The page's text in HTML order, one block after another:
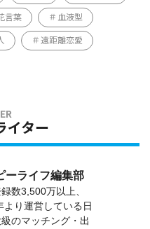
言葉 血液型
遠距離恋愛
イター
ーライフ編集部
数3,500万以上、
より運営している日
のマッチング・出